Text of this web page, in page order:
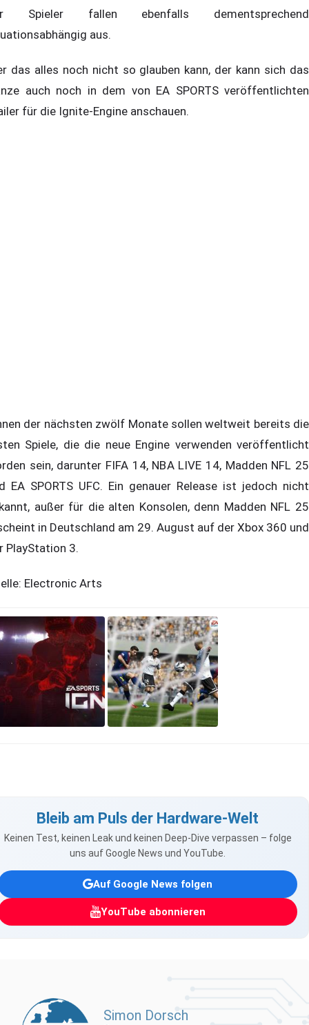
Spieler fallen ebenfalls dementsprechend
aus.
das alles noch nicht so glauben kann, der kann sich das
auch noch in dem von EA SPORTS veröffentlichten
für die Ignite-Engine anschauen.
der nächsten zwölf Monate sollen weltweit bereits die
Spiele, die die neue Engine verwenden veröffentlicht
sein, darunter FIFA 14, NBA LIVE 14, Madden NFL 25
EA SPORTS UFC. Ein genauer Release ist jedoch nicht
außer für die alten Konsolen, denn Madden NFL 25
in Deutschland am 29. August auf der Xbox 360 und
PlayStation 3.
Electronic Arts
Bleib am Puls der Hardware-Welt
Keinen Test, keinen Leak und keinen Deep-Dive verpassen – folge
uns auf Google News und YouTube.
Auf Google News folgen
YouTube abonnieren
Simon Dorsch